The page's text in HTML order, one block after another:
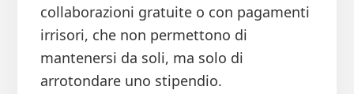
collaborazioni gratuite o con pagamenti
irrisori, che non permettono di
mantenersi da soli, ma solo di
arrotondare uno stipendio.